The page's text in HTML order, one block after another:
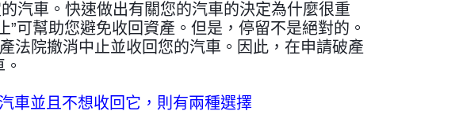
汽車。快速做出有關您的汽車的決定為什麼很重
”可幫助您避免收回資產。但是，停留不是絕對的。
法院撤消中止並收回您的汽車。因此，在申請破產
車並且不想收回它，則有兩種選擇